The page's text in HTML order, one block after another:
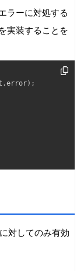
ラーに対処する
実装することを
.error) ;
対してのみ有効